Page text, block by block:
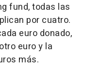
fund, todas las
por cuatro.
euro donado,
euro y la
más.